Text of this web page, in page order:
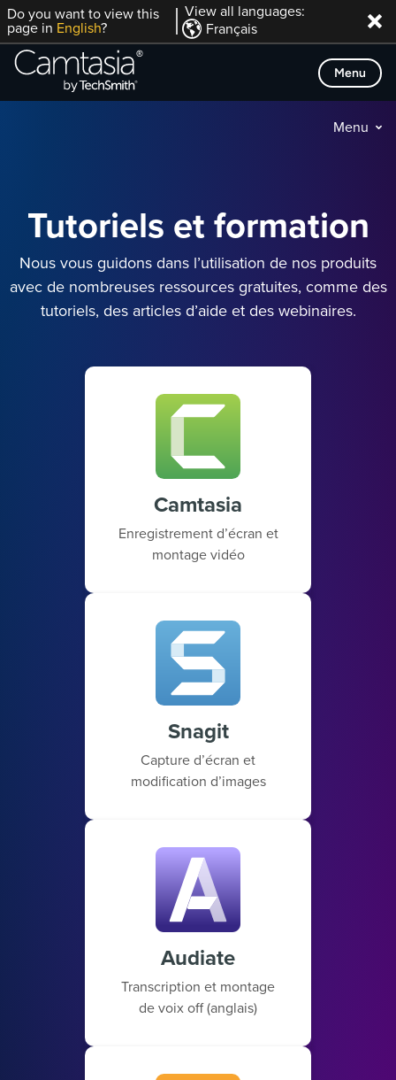
Passer
directement
contenu
Do you want to view this
page in English?
View all languages:
Français
Menu
Menu
Tutoriels et formation
Nous vous guidons dans l’utilisation de nos produits
avec de nombreuses ressources gratuites, comme des
tutoriels, des articles d’aide et des webinaires.
Camtasia
Enregistrement d’écran et
montage vidéo
Snagit
Capture d’écran et
modification d’images
Audiate
Transcription et montage
de voix off (anglais)